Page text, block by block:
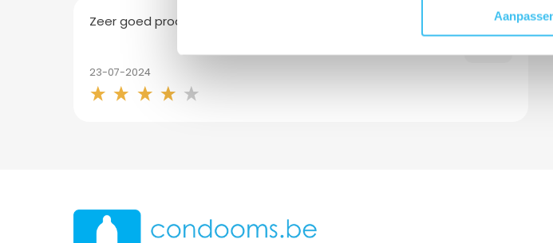
8
Zeer goed product Wel duur voor wat het maar is
23-07-2024